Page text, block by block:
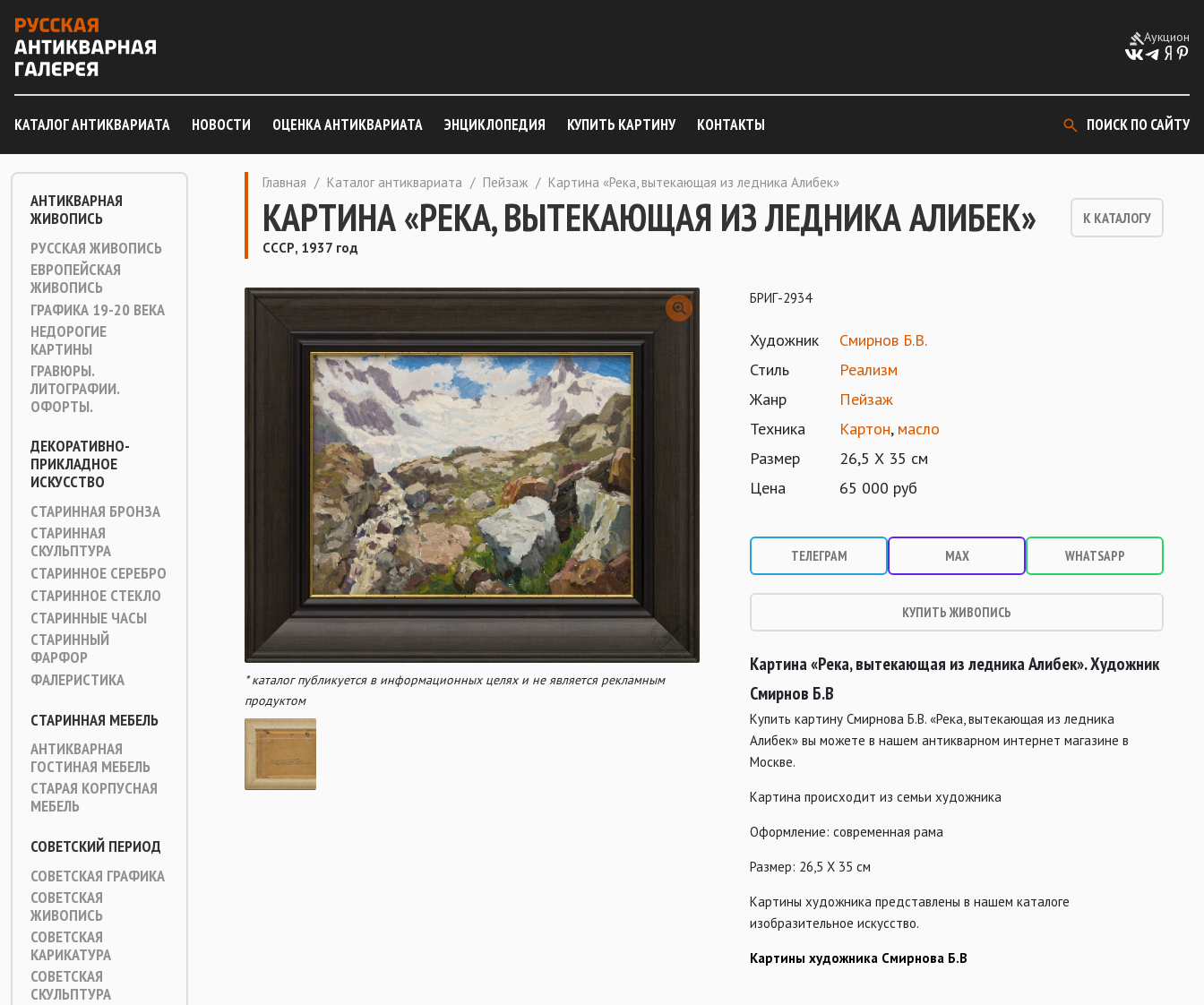
Аукцион
КАТАЛОГ АНТИКВАРИАТА НОВОСТИ ОЦЕНКА АНТИКВАРИАТА ЭНЦИКЛОПЕДИЯ КУПИТЬ КАРТИНУ КОНТАКТЫ ПОИСК ПО САЙТУ
АНТИКВАРНАЯ
ЖИВОПИСЬ
РУССКАЯ ЖИВОПИСЬ
ЕВРОПЕЙСКАЯ
ЖИВОПИСЬ
ГРАФИКА 19-20 ВЕКА
НЕДОРОГИЕ
КАРТИНЫ
ГРАВЮРЫ.
ЛИТОГРАФИИ.
ОФОРТЫ.
ДЕКОРАТИВНО-
ПРИКЛАДНОЕ
ИСКУССТВО
СТАРИННАЯ БРОНЗА
СТАРИННАЯ
СКУЛЬПТУРА
СТАРИННОЕ СЕРЕБРО
СТАРИННОЕ СТЕКЛО
СТАРИННЫЕ ЧАСЫ
СТАРИННЫЙ
ФАРФОР
ФАЛЕРИСТИКА
СТАРИННАЯ МЕБЕЛЬ
АНТИКВАРНАЯ
ГОСТИНАЯ МЕБЕЛЬ
СТАРАЯ КОРПУСНАЯ
МЕБЕЛЬ
СОВЕТСКИЙ ПЕРИОД
СОВЕТСКАЯ ГРАФИКА
СОВЕТСКАЯ
ЖИВОПИСЬ
СОВЕТСКАЯ
КАРИКАТУРА
СОВЕТСКАЯ
СКУЛЬПТУРА
Главная / Каталог антиквариата / Пейзаж / Картина «Река, вытекающая из ледника Алибек»
КАРТИНА «РЕКА, ВЫТЕКАЮЩАЯ ИЗ ЛЕДНИКА АЛИБЕК» К КАТАЛОГУ
СССР, 1937 год
* каталог публикуется в информационных целях и не является рекламным
продуктом
БРИГ-2934
Художник
Смирнов Б.В.
Стиль
Реализм
Жанр
Пейзаж
Техника
Картон, масло
Размер
26,5 Х 35 см
Цена
65 000 руб
ТЕЛЕГРАМ MAX WHATSAPP
КУПИТЬ ЖИВОПИСЬ
Картина «Река, вытекающая из ледника Алибек». Художник
Смирнов Б.В
Купить картину Смирнова Б.В. «Река, вытекающая из ледника
Алибек» вы можете в нашем антикварном интернет магазине в
Москве.
Картина происходит из семьи художника
Оформление: современная рама
Размер: 26,5 Х 35 см
Картины художника представлены в нашем каталоге
изобразительное искусство.
Картины художника Смирнова Б.В